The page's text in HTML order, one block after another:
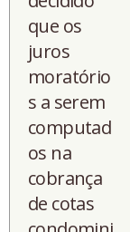
que os
juros
moratório
s a serem
computad
os na
cobrança
de cotas